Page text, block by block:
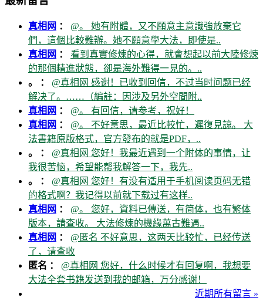
真相网 ： @。 她有附體，又不願意主意識強放棄它
們，這個比較難辦。她不願意學大法，即使是..
真相网 ： 看到真實修煉的心得，就會想起以前大陸修煉
的那個精進狀態，卻是海外難得一見的。..
。 ： @真相网 感谢！已收到回信，不过当时问题已经
解决了。……（編註：因涉及另外空間附..
真相网 ： @。 有回信，请参考，祝好！
真相网 ： @。 不好意思，最近比較忙，遲復見諒。 大
法書籍原版格式，官方發布的就是PDF，..
。 ： @真相网 您好！我最近遇到一个附体的事情，让
我很苦恼，希望能帮我解答一下，我先..
。 ： @真相网 您好！有没有适用于手机阅读页码无错
的格式啊？我记得以前就下载过有这样..
真相网 ： @。 您好，資料已傳送，有简体，也有繁体
版本，請查收。 大法修煉的機緣萬古難遇..
真相网 ： @匿名 不好意思，这两天比较忙，已经传送
了，请查收
匿名 ： @真相网 您好，什么时候才有回复啊，我想要
大法全套书籍发送到我的邮箱，万分感谢！
近期所有留言 »